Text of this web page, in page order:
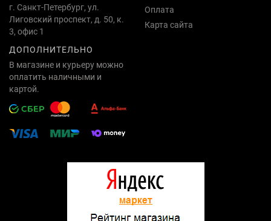
г. Санкт-Петербург, ул.
Лиговский проспект, д. 50, к.
3, офис 1
Оплата
Карта сайта
ДОПОЛНИТЕЛЬНО
В магазине и курьеру можно
оплатить наличными и
картой.